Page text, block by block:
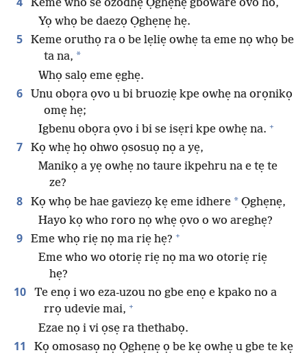
Keme who se ozodhẹ Ọghẹnẹ gboware ovo ho,
Yọ whọ be daezọ Ọghẹnẹ hẹ.
5
Keme oruthọ ra o be lẹliẹ owhẹ ta eme nọ whọ be
ta na, *
Whọ salọ eme ẹghẹ.
6
Unu obọra ọvo u bi bruoziẹ kpe owhẹ na orọnikọ
omẹ hẹ;
Igbenu obọra ọvo i bi se isẹri kpe owhẹ na. +
7
Kọ whẹ họ ohwo ọsosuọ nọ a yẹ,
Manikọ a yẹ owhẹ no taure ikpehru na e tẹ te
ze?
8 Kọ whọ be hae gaviezọ kẹ eme idhere * Ọghẹnẹ,
Hayo kọ who roro nọ whẹ ọvo o wo areghẹ?
9 Eme whọ riẹ nọ ma riẹ hẹ? +
Eme who wo otoriẹ riẹ nọ ma wo otoriẹ riẹ
hẹ?
10
Te enọ i wo eza-uzou no gbe enọ e kpako no a
rrọ udevie mai, +
Ezae nọ i vi ọsẹ ra thethabọ.
11
Kọ omosasọ nọ Ọghẹnẹ ọ be kẹ owhẹ u gbe te kẹ